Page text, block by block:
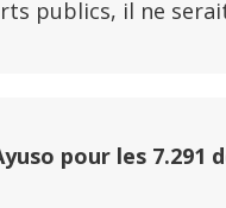
publics, il ne
pour les 7.291